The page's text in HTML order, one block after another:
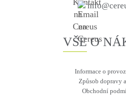
VŠE O
Informace o
Způsob dopravy
Obchodní